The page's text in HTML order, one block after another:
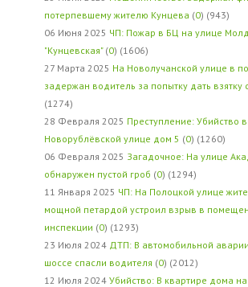
потерпевшему жителю Кунцева (0) (943)
06 Июня 2025 ЧП: Пожар в БЦ на улице
"Кунцевская" (0) (1606)
27 Марта 2025 На Новолучанской улице в
задержан водитель за попытку дать
(1274)
28 Февраля 2025 Преступление: Убийство
Новорублёвской улице дом 5 (0) (1260)
06 Февраля 2025 Загадочное: На улице
обнаружен пустой гроб (0) (1294)
11 Января 2025 ЧП: На Полоцкой улице
мощной петардой устроил взрыв в
инспекции (0) (1293)
23 Июля 2024 ДТП: В автомобильной
шоссе спасли водителя (0) (2012)
12 Июля 2024 Убийство: В квартире дома